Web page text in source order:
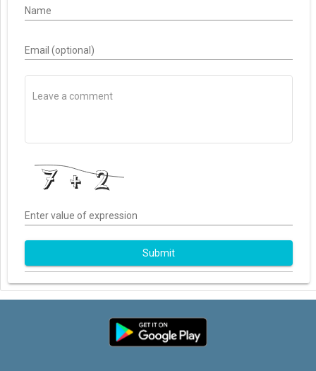
Name
Email (optional)
Enter value of expression
Submit